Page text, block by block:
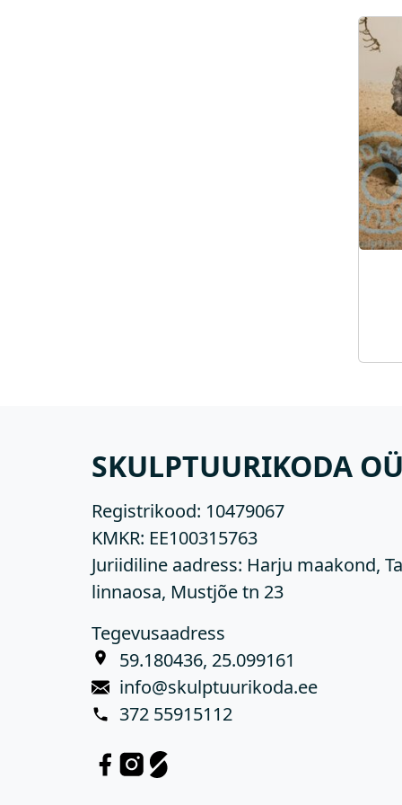
SKULPTUURIKODA
Registrikood: 10479067
KMKR: EE100315763
Juriidiline aadress: Harju maakond,
linnaosa, Mustjõe tn 23
Tegevusaadress
59.180436, 25.099161
info@skulptuurikoda.ee
372 55915112